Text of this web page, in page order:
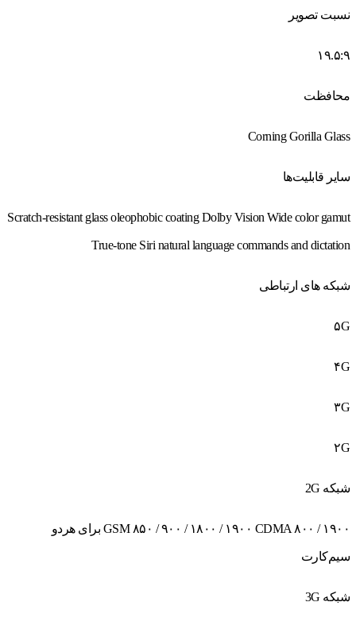
نسبت تصویر
۱۹.۵:۹
محافظت
Corning Gorilla Glass
سایر قابلیت‌ها
Scratch-resistant glass oleophobic coating Dolby Vision Wide color gamut
True-tone Siri natural language commands and dictation
شبکه های ارتباطی
۵G
۴G
۳G
۲G
شبکه 2G
GSM ۸۵۰ / ۹۰۰ / ۱۸۰۰ / ۱۹۰۰ CDMA ۸۰۰ / ۱۹۰۰ برای هردو
سیم‌کارت
شبکه 3G